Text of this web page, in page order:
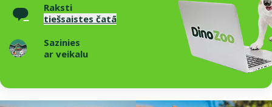
Raksti
tiešsaistes čatā
Sazinies
ar veikalu